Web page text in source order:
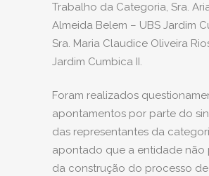
Trabalho da Categoria, Sra.
Almeida Belem – UBS Jardim
Sra. Maria Claudice Oliveira
Jardim Cumbica II.
Foram realizados
apontamentos por parte do
das representantes da
apontado que a entidade não
da construção do processo